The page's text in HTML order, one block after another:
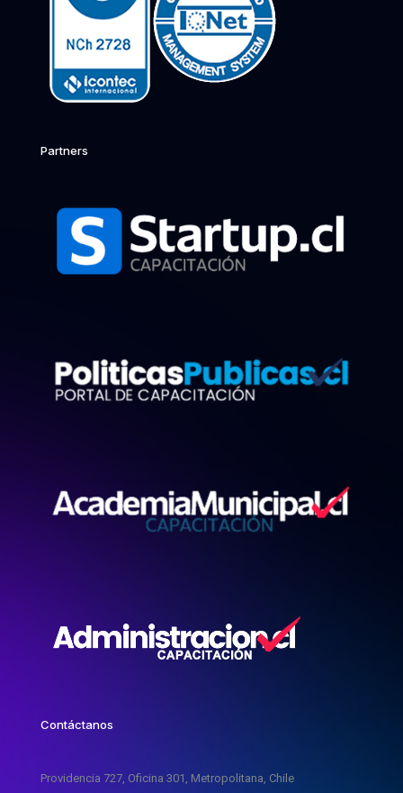
Partners
Contáctanos
Providencia 727, Oficina 301, Metropolitana, Chile